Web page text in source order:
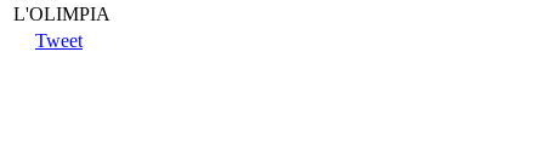
L'OLIMPIA
Tweet